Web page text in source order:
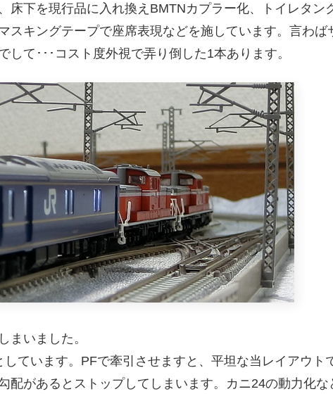
床下を現行品に入れ換えBMTNカプラー化、トイレタン
スキングテープで座席表現などを施しています。言わば
して･･･コスト度外視で弄り倒した1本あります。
まいました。
ています。PFで牽引させますと、平坦な当レイアウト
配があるとストップしてしまいます。カニ24の動力化な